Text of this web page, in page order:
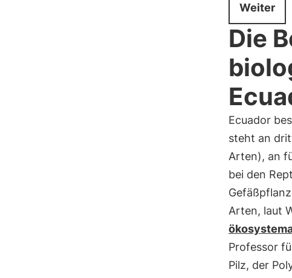
Weiter
Die
Ecuador
steht an
Arten), an
bei den
Arten, laut
Professor
Pilz, der